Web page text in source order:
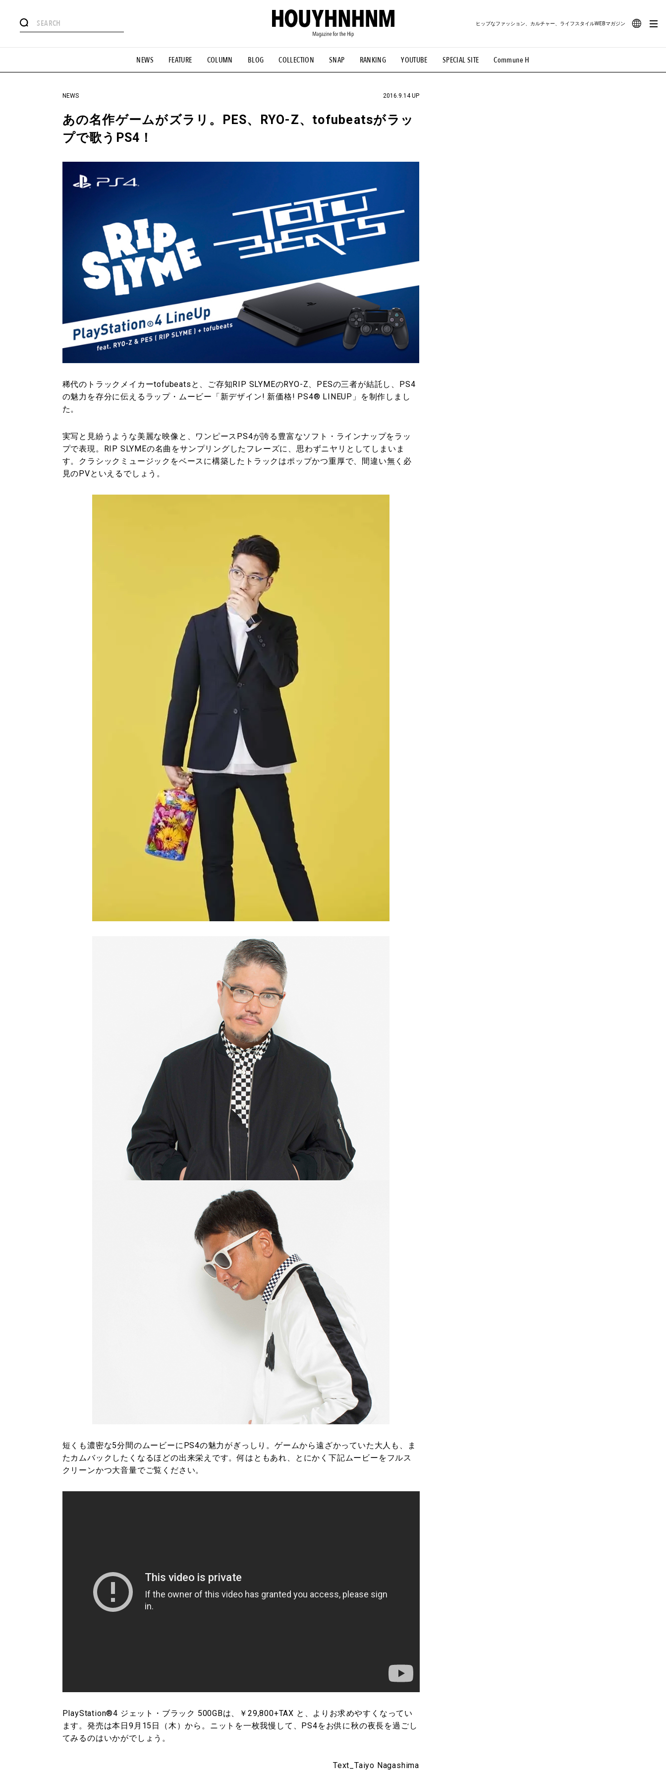
NEWS FEATURE COLUMN BLOG COLLECTION SNAP RANKING YOUTUBE SPECIAL SITE Commune H
ヒップなファッション、カルチャー、ライフスタイルWEBマガジン
#憧れの逸品 #ESSENTIAL DESIGNS #古着サミット #NEW VINTAGE #マイナーグッド図鑑 #路地裏てぃーん。 #MONTHLY JOURNAL
#GH 銘品の所以 #フイナムのYouTube #Commune H #FOCUS IT #AH.H #ととけん #FASHION #MUSIC #MOVIE #LIFESTYLE #SNEAKER #OUTDOOR
#HANDSOME HANDBOOK
NEWS 2016.9.14 UP
あの名作ゲームがズラリ。PES、RYO-Z、tofubeatsがラッ
プで歌うPS4！
稀代のトラックメイカーtofubeatsと、ご存知RIP SLYMEのRYO-Z、PESの三者が結託し、PS4
の魅力を存分に伝えるラップ・ムービー「新デザイン! 新価格! PS4® LINEUP」を制作しまし
た。
実写と見紛うような美麗な映像と、ワンピースPS4が誇る豊富なソフト・ラインナップをラッ
プで表現。RIP SLYMEの名曲をサンプリングしたフレーズに、思わずニヤリとしてしまいま
す。クラシックミュージックをベースに構築したトラックはポップかつ重厚で、間違い無く必
見のPVといえるでしょう。
短くも濃密な5分間のムービーにPS4の魅力がぎっしり。ゲームから遠ざかっていた大人も、ま
たカムバックしたくなるほどの出来栄えです。何はともあれ、とにかく下記ムービーをフルス
クリーンかつ大音量でご覧ください。
PlayStation®4 ジェット・ブラック 500GBは、￥29,800+TAX と、よりお求めやすくなってい
ます。発売は本日9月15日（木）から。ニットを一枚我慢して、PS4をお供に秋の夜長を過ごし
てみるのはいかがでしょう。
Text_Taiyo Nagashima